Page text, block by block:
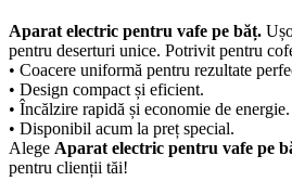
Aparat electric pentru vafe pe băț.
pentru deserturi unice. Potrivit pentru
• Coacere uniformă pentru rezultate
• Design compact și eficient.
• Încălzire rapidă și economie de energie.
• Disponibil acum la preț special.
Alege Aparat electric pentru vafe pe
pentru clienții tăi!